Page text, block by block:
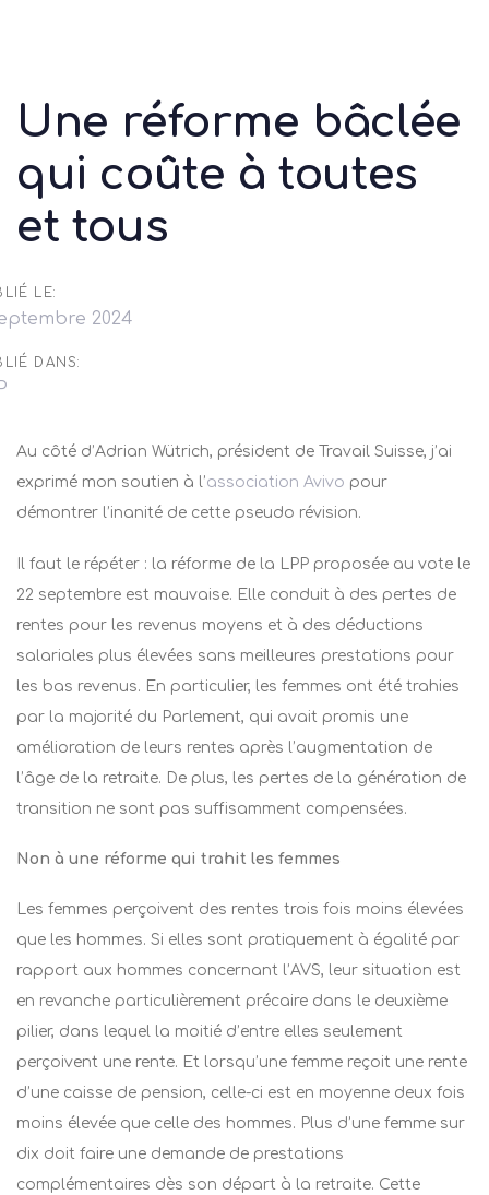
navigation
Skip
content
Une réforme bâclée
qui coûte à toutes
et tous
LE:
2024
DANS:
Au côté d’Adrian Wütrich, président de Travail Suisse, j’ai
exprimé mon soutien à l’association Avivo pour
démontrer l’inanité de cette pseudo révision.
Il faut le répéter : la réforme de la LPP proposée au vote le
22 septembre est mauvaise. Elle conduit à des pertes de
rentes pour les revenus moyens et à des déductions
salariales plus élevées sans meilleures prestations pour
les bas revenus. En particulier, les femmes ont été trahies
par la majorité du Parlement, qui avait promis une
amélioration de leurs rentes après l’augmentation de
l’âge de la retraite. De plus, les pertes de la génération de
transition ne sont pas suffisamment compensées.
Non à une réforme qui trahit les femmes
Les femmes perçoivent des rentes trois fois moins élevées
que les hommes. Si elles sont pratiquement à égalité par
rapport aux hommes concernant l’AVS, leur situation est
en revanche particulièrement précaire dans le deuxième
pilier, dans lequel la moitié d’entre elles seulement
perçoivent une rente. Et lorsqu’une femme reçoit une rente
d’une caisse de pension, celle-ci est en moyenne deux fois
moins élevée que celle des hommes. Plus d’une femme sur
dix doit faire une demande de prestations
complémentaires dès son départ à la retraite. Cette